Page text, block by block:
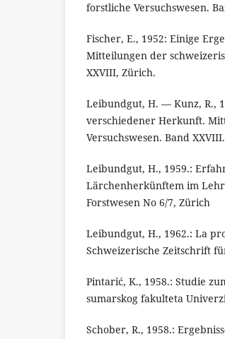
forstliche Versuchswesen.
Fischer, E., 1952: Einige
Mitteilungen der
XXVIII, Zürich.
Leibundgut, H. — Kunz, R.,
verschiedener Herkunft.
Versuchswesen. Band
Leibundgut, H., 1959.:
Lärchenherkünftem im
Forstwesen No 6/7, Zürich
Leibundgut, H., 1962.: La
Schweizerische Zeitschrift
Pintarić, K., 1958.: Studie
sumarskog fakulteta
Schober, R., 1958.: